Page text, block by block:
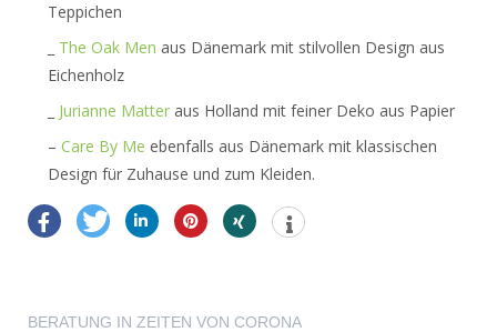
Teppichen
The Oak Men aus Dänemark mit stilvollen Design aus
Eichenholz
Jurianne Matter aus Holland mit feiner Deko aus Papier
– Care By Me ebenfalls aus Dänemark mit klassischen
Design für Zuhause und zum Kleiden.
BERATUNG IN ZEITEN VON CORONA